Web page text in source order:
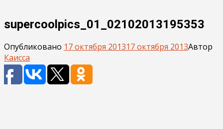
supercoolpics_01_02102013195353
Опубликовано 17 октября 201317 октября 2013Автор
Каисса